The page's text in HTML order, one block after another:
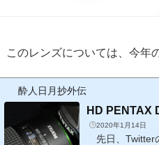
このレンズについては、今年
酔人日月抄外伝
HD PENTAX
2020年1月14日
先日、Twitter